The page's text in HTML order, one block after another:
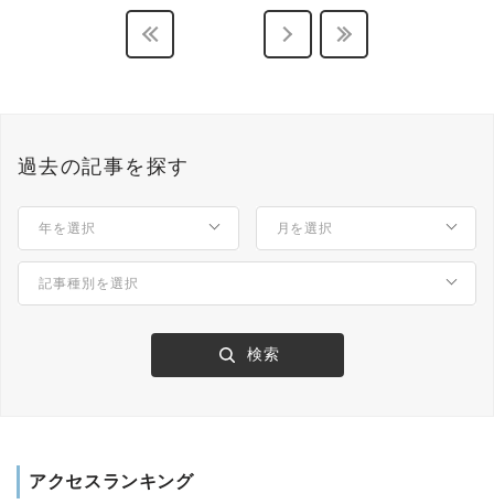
過去の記事を探す
アクセスランキング